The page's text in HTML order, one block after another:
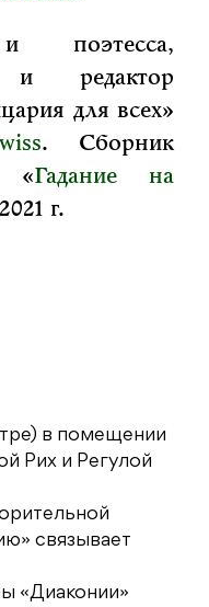
поэтесса,
и редактор
для всех»
. Сборник
«Гадание на
г.
в помещении
Рих и Регулой
связывает
«Диаконии»